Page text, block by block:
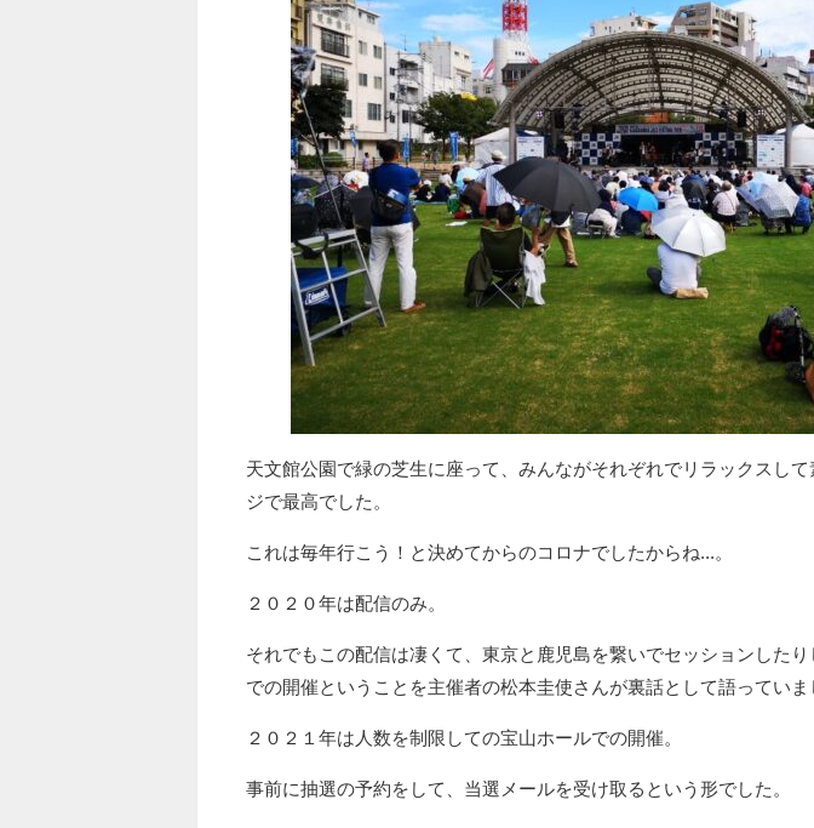
天文館公園で緑の芝生に座って、みんながそれぞれでリラックスし
ジで最高でした。
これは毎年行こう！と決めてからのコロナでしたからね...。
２０２０年は配信のみ。
それでもこの配信は凄くて、東京と鹿児島を繋いでセッションした
での開催ということを主催者の松本圭使さんが裏話として語っていま
２０２１年は人数を制限しての宝山ホールでの開催。
事前に抽選の予約をして、当選メールを受け取るという形でした。